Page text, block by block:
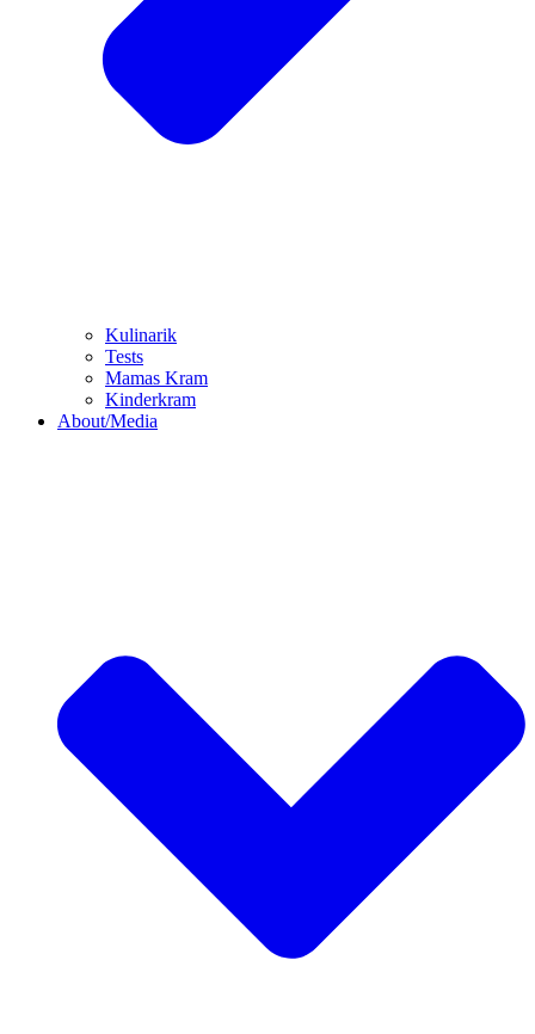
Kulinarik
Tests
Mamas Kram
Kinderkram
About/Media